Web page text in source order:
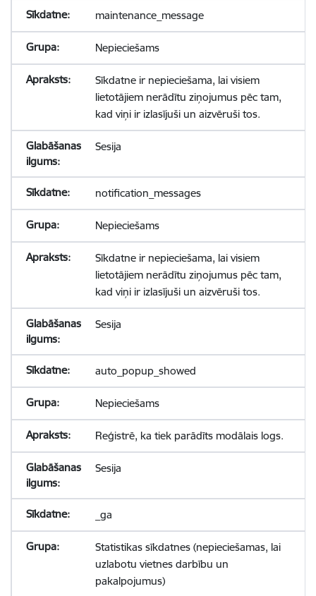
maintenance_message
Nepieciešams
Sīkdatne ir nepieciešama, lai visiem
lietotājiem nerādītu ziņojumus pēc tam,
kad viņi ir izlasījuši un aizvēruši tos.
Sesija
notification_messages
Nepieciešams
Sīkdatne ir nepieciešama, lai visiem
lietotājiem nerādītu ziņojumus pēc tam,
kad viņi ir izlasījuši un aizvēruši tos.
Sesija
auto_popup_showed
Nepieciešams
Reģistrē, ka tiek parādīts modālais logs.
Sesija
_ga
Statistikas sīkdatnes (nepieciešamas, lai
uzlabotu vietnes darbību un
pakalpojumus)